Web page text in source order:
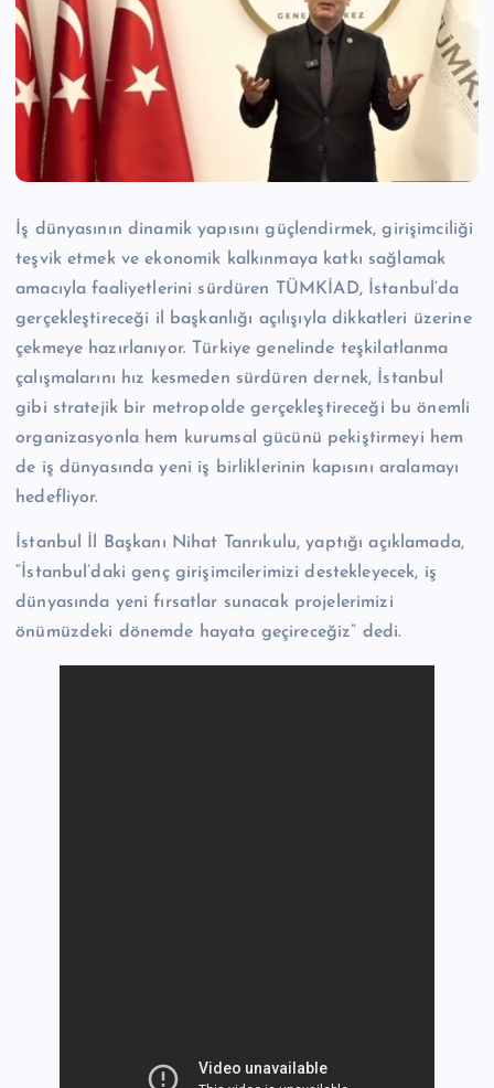
ri
n
M
e
r
e
zi
İş dünyasının dinamik yapısını güçlendirmek, girişimciliği
teşvik etmek ve ekonomik kalkınmaya katkı sağlamak
amacıyla faaliyetlerini sürdüren TÜMKİAD, İstanbul’da
gerçekleştireceği il başkanlığı açılışıyla dikkatleri üzerine
çekmeye hazırlanıyor. Türkiye genelinde teşkilatlanma
çalışmalarını hız kesmeden sürdüren dernek, İstanbul
gibi stratejik bir metropolde gerçekleştireceği bu önemli
organizasyonla hem kurumsal gücünü pekiştirmeyi hem
de iş dünyasında yeni iş birliklerinin kapısını aralamayı
hedefliyor.
İstanbul İl Başkanı Nihat Tanrıkulu, yaptığı açıklamada,
“İstanbul’daki genç girişimcilerimizi destekleyecek, iş
dünyasında yeni fırsatlar sunacak projelerimizi
önümüzdeki dönemde hayata geçireceğiz” dedi.